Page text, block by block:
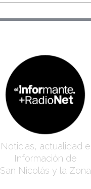
Noticias, actualidad e
Información de
San Nicolás y la Zona